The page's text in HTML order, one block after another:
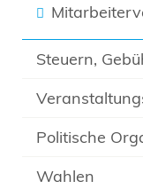
Steuern,
Politische
Wahlen